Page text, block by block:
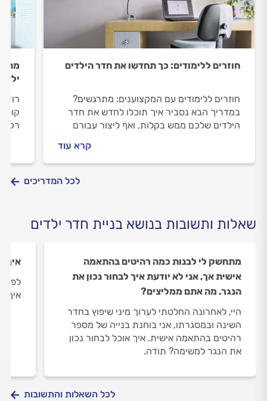
חוזרים ללימודים: כך תחדשו את חדר הילדים
חוזרים ללימודים עם המקצוענים: מתרגשים?
במדריך הבא נסביר איך תוכלו לחדש את חדר
הילדים שלכם ממש בקלות, ואף ליצור עבורם
קרא עוד
רק
לכל המדריכים
שאלות ותשובות בנושא בניית חדר ילדים
מתחשק לי לבנות כמה רהיטים בהתאמה
אישית אך, אני לא יודעת איך לבחור נכון את
הנגר. מה אתם ממליצים?
היי, לאחרונה החלטתי לערוך מיני שיפוץ בחדר
השינה ובמסגרתו, אני בוחנת בנייה של מספר
רהיטים בהתאמה אישית. איך אוכל לבחור נכון
את הנגר למשימה? תודה.
איך
איך
לכל השאלות והתשובות